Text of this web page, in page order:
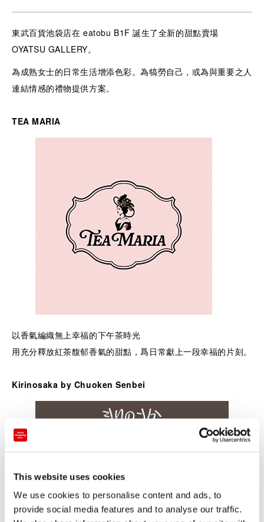
This website uses cookies
We use cookies to personalise content and ads, to
provide social media features and to analyse our traffic.
東武百貨池袋店在 eatobu B1F 誕生了全新的甜點賣場
OYATSU GALLERY。
為成熟女士的日常生活增添色彩。為犒勞自己，或為與重要之人
連結情感的禮物提供方案。
TEA MARIA
以香氣編織無上幸福的下午茶時光
用充分釋放紅茶馥郁香氣的甜點，爲日常獻上一段幸福的片刻。
Kirinosaka by Chuoken Senbei
以可愛的聲響與外型帶來輕鬆氛圍的年糕米果。
傳遞自由且高品質的全新米果世界。